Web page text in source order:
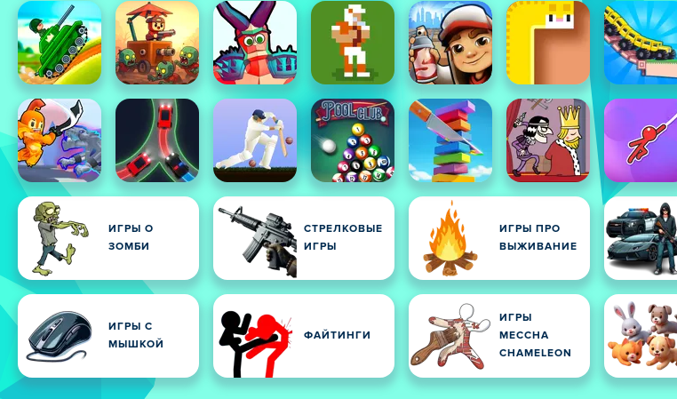
ИГРЫ О
ЗОМБИ
СТРЕЛКОВЫЕ
ИГРЫ
ИГРЫ ПРО
ВЫЖИВАНИЕ
ИГРЫ С
МЫШКОЙ
ФАЙТИНГИ
ИГРЫ
MECCHA
CHAMELEON